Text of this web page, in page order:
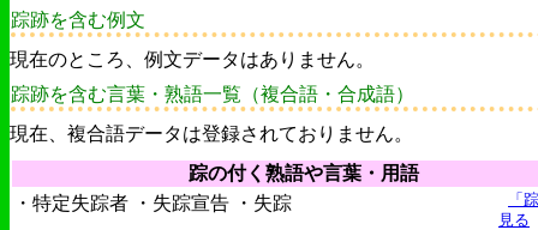
踪跡を含む例文
現在のところ、例文データはありません。
踪跡を含む言葉・熟語一覧（複合語・合成語）
現在、複合語データは登録されておりません。
踪の付く熟語や言葉・用語
・特定失踪者 ・失踪宣告 ・失踪
「
見る